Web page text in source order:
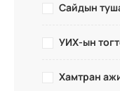
Сайдын
УИХ-ын
Хамтран